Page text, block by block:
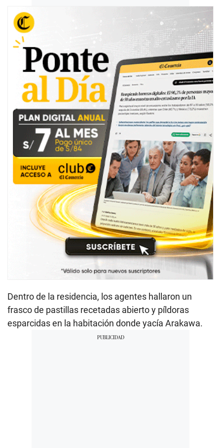
Dentro de la residencia, los agentes hallaron un
frasco de pastillas recetadas abierto y píldoras
esparcidas en la habitación donde yacía Arakawa.